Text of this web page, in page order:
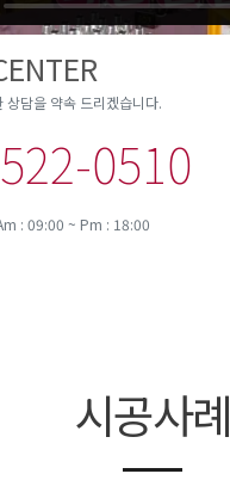
상담을 약속 드리겠습니다.
0510
: 09:00 ~ Pm : 18:00
시공사례